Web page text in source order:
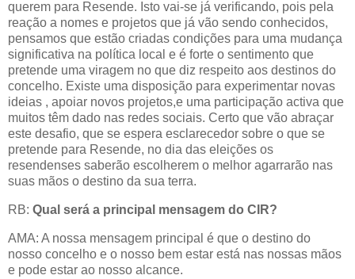
querem para Resende. Isto vai-se já verificando, pois pela
reação a nomes e projetos que já vão sendo conhecidos,
pensamos que estão criadas condições para uma mudança
significativa na política local e é forte o sentimento que
pretende uma viragem no que diz respeito aos destinos do
concelho. Existe uma disposição para experimentar novas
ideias , apoiar novos projetos,e uma participação activa que
muitos têm dado nas redes sociais. Certo que vão abraçar
este desafio, que se espera esclarecedor sobre o que se
pretende para Resende, no dia das eleições os
resendenses saberão escolherem o melhor agarrarão nas
suas mãos o destino da sua terra.
RB: Qual será a principal mensagem do CIR?
AMA: A nossa mensagem principal é que o destino do
nosso concelho e o nosso bem estar está nas nossas mãos
e pode estar ao nosso alcance.